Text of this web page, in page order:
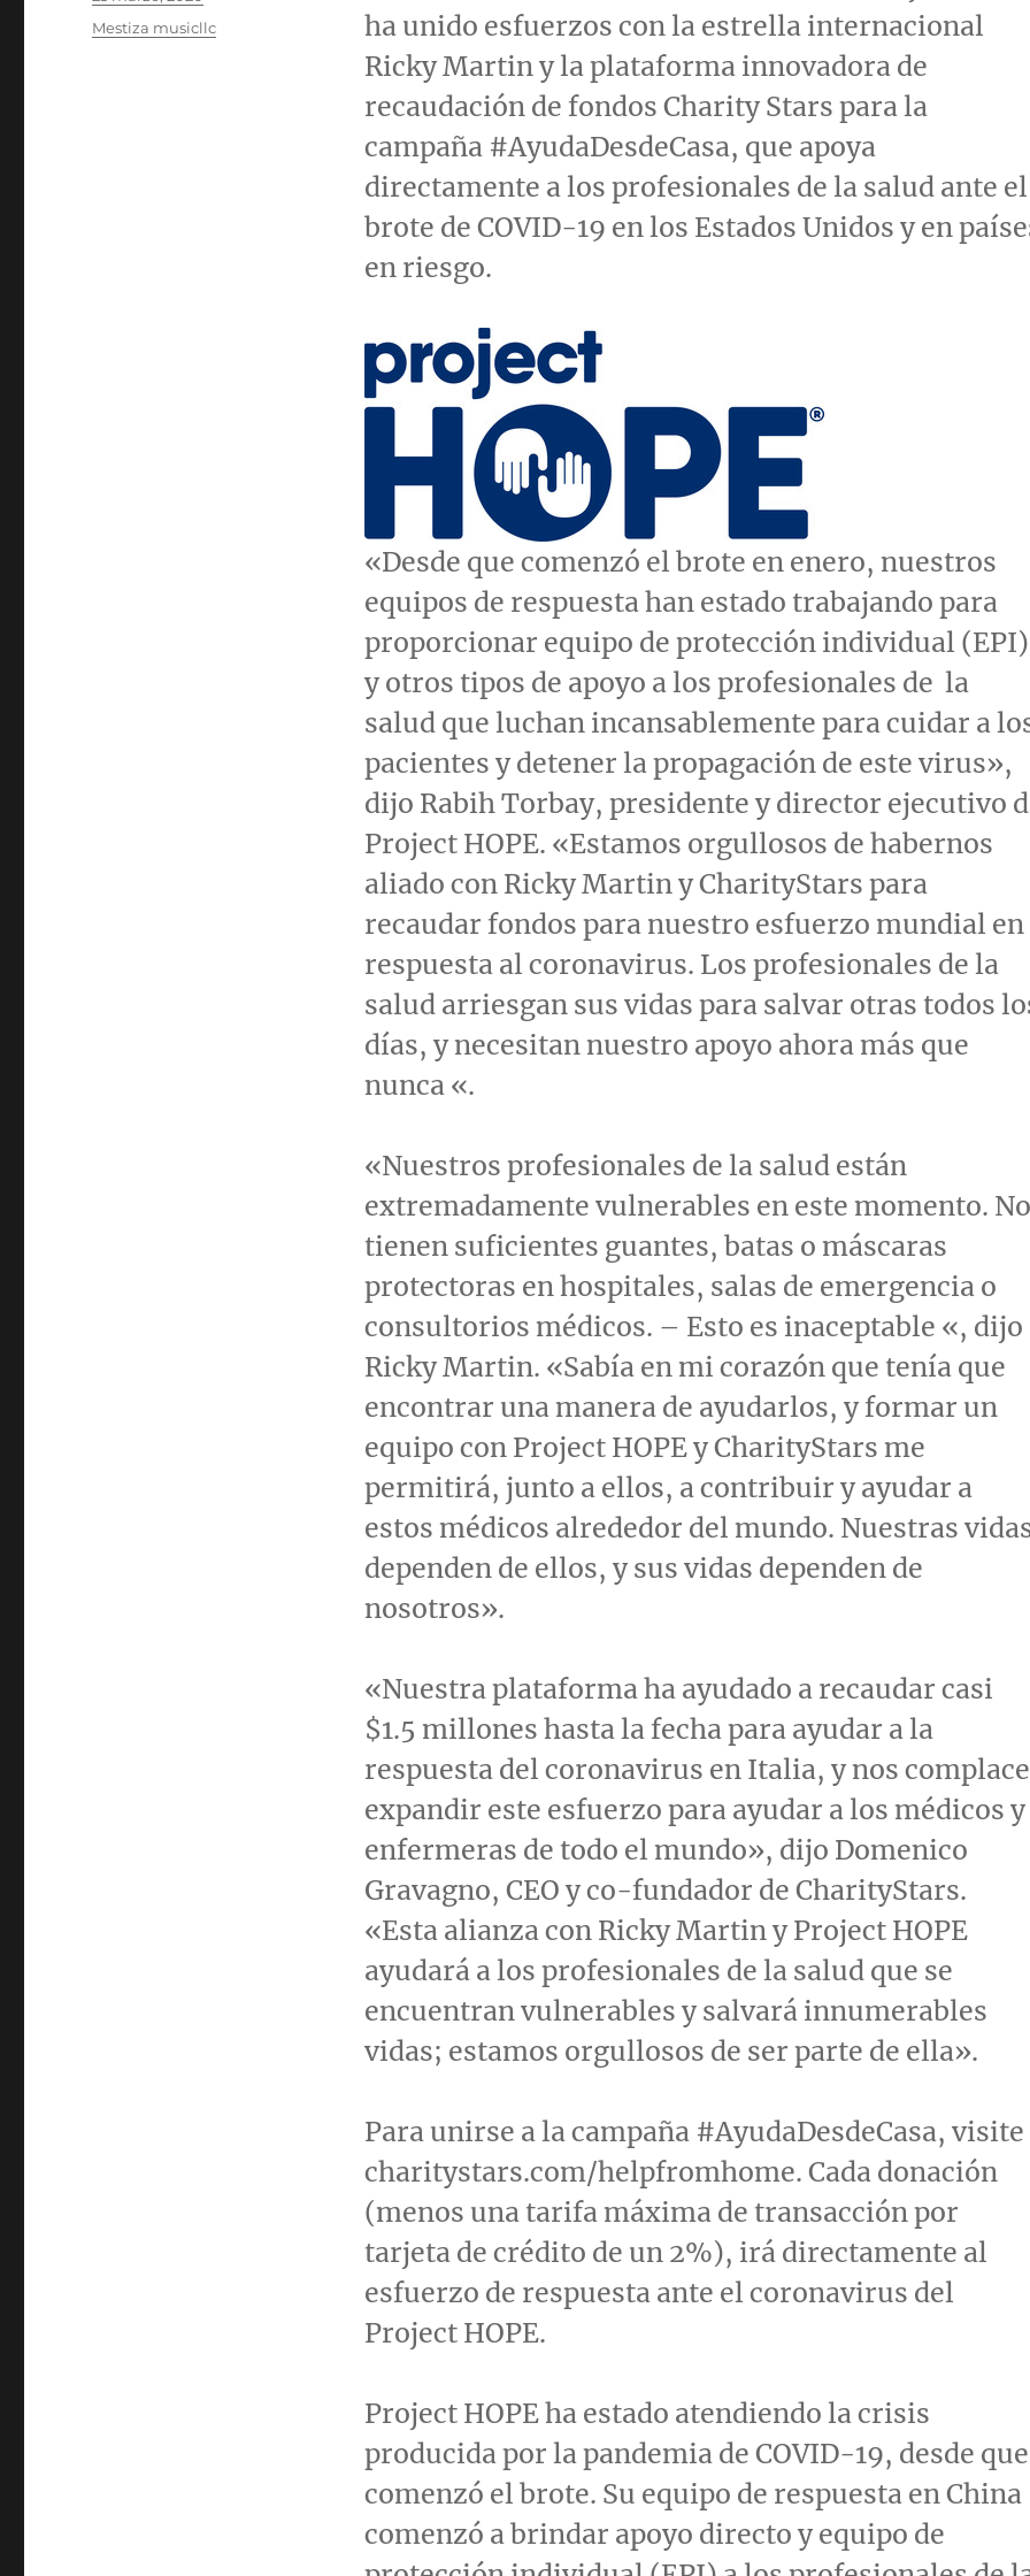
ha unido esfuerzos con la estrella internacional
Ricky Martiny la plataforma innovadora de
recaudación de fondos Charity Stars para la
campaña #AyudaDesdeCasa, que apoya
directamente a los profesionales de la salud ante el
brote de COVID-19 en los Estados Unidos y en
en riesgo.
«Desde que comenzó el brote en enero, nuestros
equipos de respuesta han estado trabajando para
proporcionar equipo de protección individual
y otros tipos de apoyo a los profesionales de la
salud que luchan incansablemente para cuidar a
pacientes y detener la propagación de este virus»,
dijo Rabih Torbay, presidente y director ejecutivo
Project HOPE. «Estamos orgullosos de habernos
aliado con Ricky Martiny CharityStars para
recaudar fondos para nuestro esfuerzo mundial en
respuesta al coronavirus. Los profesionales de la
salud arriesgan sus vidas para salvar otras todos
días, y necesitan nuestro apoyo ahora más que
nunca «.
«Nuestros profesionales de la salud están
extremadamente vulnerables en este momento. No
tienen suficientes guantes, batas o máscaras
protectoras en hospitales, salas de emergencia o
consultorios médicos. – Esto es inaceptable «, dijo
Ricky Martin. «Sabía en mi corazón que tenía que
encontrar una manera de ayudarlos, y formar un
equipo con Project HOPE y CharityStars me
permitirá, junto a ellos, a contribuir y ayudar a
estos médicos alrededor del mundo. Nuestras
dependen de ellos, y sus vidas dependen de
nosotros».
«Nuestra plataforma ha ayudado a recaudar casi
$1.5 millones hasta la fecha para ayudar a la
respuesta del coronavirus en Italia, y nos complace
expandir este esfuerzo para ayudar a los médicos y
enfermeras de todo el mundo», dijo Domenico
Gravagno, CEO y co-fundador de CharityStars.
«Esta alianza con Ricky Martiny Project HOPE
ayudará a los profesionales de la salud que se
encuentran vulnerables y salvará innumerables
vidas; estamos orgullosos de ser parte de ella».
Para unirse a la campaña #AyudaDesdeCasa, visite
charitystars.com/helpfromhome. Cada donación
(menos una tarifa máxima de transacción por
tarjeta de crédito de un 2%), irá directamente al
esfuerzo de respuesta ante el coronavirus del
Project HOPE.
Project HOPE ha estado atendiendo la crisis
producida por la pandemia de COVID-19, desde que
comenzó el brote. Su equipo de respuesta enChina
comenzó a brindar apoyo directo y equipo de
el
Categorías
Mestiza musicllc